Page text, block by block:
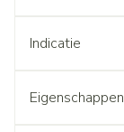
Indicatie
Eigenschappen